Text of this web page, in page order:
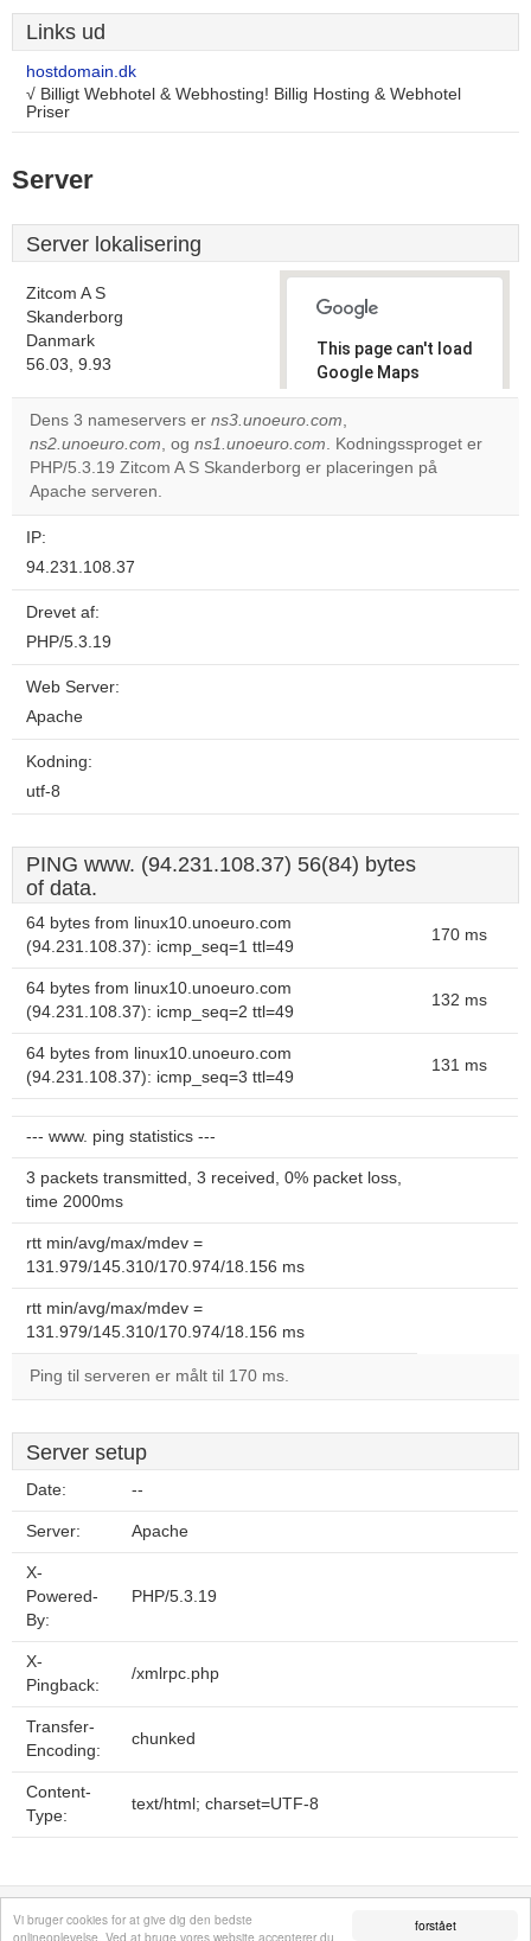
forstået
Vi bruger cookies for at give dig den bedste
onlineoplevelse. Ved at bruge vores website accepterer du
Links ud
hostdomain.dk
√ Billigt Webhotel & Webhosting! Billig Hosting & Webhotel
Priser
Server
Server lokalisering
Zitcom A S
Skanderborg
Danmark
56.03, 9.93
This page can't load
Google Maps
correctly.
Do you
own this
Dens 3 nameservers er ns3.unoeuro.com,
ns2.unoeuro.com, og ns1.unoeuro.com. Kodningssproget er
PHP/5.3.19 Zitcom A S Skanderborg er placeringen på
Apache serveren.
IP:
94.231.108.37
Drevet af:
PHP/5.3.19
Web Server:
Apache
Kodning:
utf-8
PING www. (94.231.108.37) 56(84) bytes
of data.
64 bytes from linux10.unoeuro.com
(94.231.108.37): icmp_seq=1 ttl=49
170 ms
64 bytes from linux10.unoeuro.com
(94.231.108.37): icmp_seq=2 ttl=49
132 ms
64 bytes from linux10.unoeuro.com
(94.231.108.37): icmp_seq=3 ttl=49
131 ms
--- www. ping statistics ---
3 packets transmitted, 3 received, 0% packet loss,
time 2000ms
rtt min/avg/max/mdev =
131.979/145.310/170.974/18.156 ms
rtt min/avg/max/mdev =
131.979/145.310/170.974/18.156 ms
Ping til serveren er målt til 170 ms.
Server setup
Date: --
Server: Apache
X-
Powered-
By:
PHP/5.3.19
X-
Pingback:
/xmlrpc.php
Transfer-
Encoding:
chunked
Content-
Type:
text/html; charset=UTF-8